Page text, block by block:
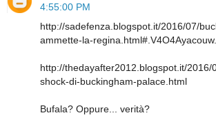
4:55:00 PM
http://sadefenza.blogspot.it/2016/07/
ammette-la-
http://thedayafter2012.blogspot.it/2016/
shock-di-buckingham-palace.html
Bufala? Oppure... verità?